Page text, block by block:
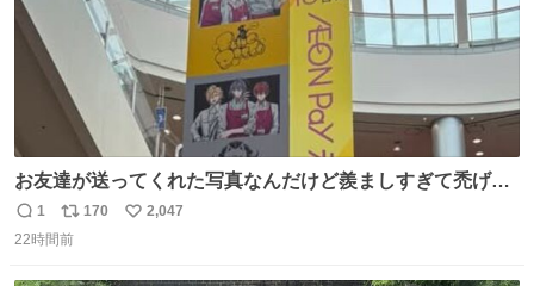
お友達が送ってくれた写真なんだけど羨ましすぎて禿げそ
う
返
信
1
リ
ポ
170
い
2,047
22時間前